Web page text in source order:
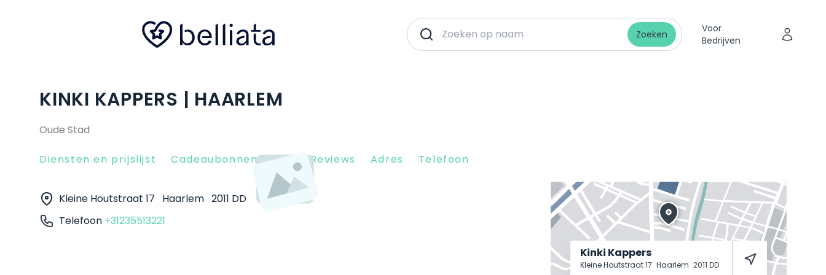
Zoeken
Voor
Bedrijven
KINKI KAPPERS | HAARLEM
Oude Stad
Diensten en prijslijst Cadeaubonnen Client Reviews Adres Telefoon
Kleine Houtstraat 17 Haarlem 2011 DD
Telefoon +31235513221
Kinki Kappers
Kleine Houtstraat 17 Haarlem 2011 DD